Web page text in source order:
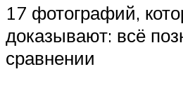
17 фотографий,
доказывают: всё
сравнении